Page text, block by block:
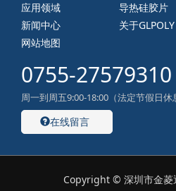
应用领域 导热硅胶片
新闻中心
关于GLPOLY
网站地图
0755-27579310
周一到周五9:00-18:00（法定节假日休
在线留言
Copyright © 深圳市金菱